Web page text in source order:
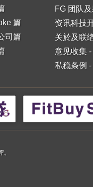
篇
司篇
FG 团队
资讯科技
关於及联
意见收集-
私稳条例 -